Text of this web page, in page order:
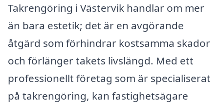
Takrengöring i Västervik handlar om mer
än bara estetik; det är en avgörande
åtgärd som förhindrar kostsamma skador
och förlänger takets livslängd. Med ett
professionellt företag som är specialiserat
på takrengöring, kan fastighetsägare